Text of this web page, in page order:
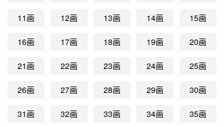
11画 12画 13画 14画 15画
16画 17画 18画 19画 20画
21画 22画 23画 24画 25画
26画 27画 28画 29画 30画
31画 32画 33画 34画 35画